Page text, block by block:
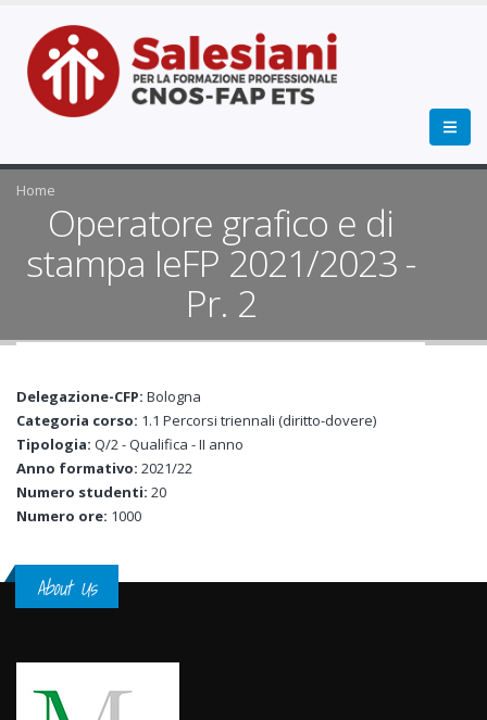
Home
Operatore grafico e di
stampa IeFP 2021/2023 -
Pr. 2
Delegazione-CFP: Bologna
Categoria corso: 1.1 Percorsi triennali (diritto-dovere)
Tipologia: Q/2 - Qualifica - II anno
Anno formativo: 2021/22
Numero studenti: 20
Numero ore: 1000
About Us